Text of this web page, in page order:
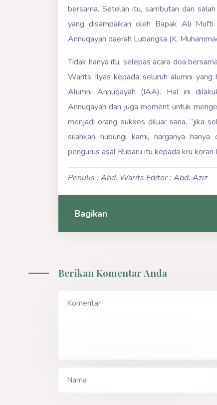
bersama. Setelah itu, sambutan dari
yang disampaikan oleh Bapak Ali
Annuqayah daerah Lubangsa (K.
Tidak hanya itu, selepas acara doa
Warits Ilyas kepada seluruh alumni yang
Alumni Annuqayah (IAA). Hal ini
Annuqayah dan juga moment untuk
menjadi orang sukses diluar sana. “jika
silahkan hubungi kami, harganya
pengurus asal Rubaru itu kepada kru koran
Penulis : Abd. Warits Editor : Abd. Aziz
Bagikan
Berikan Komentar Anda